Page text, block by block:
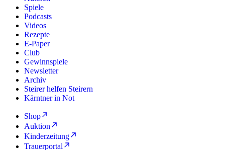
Spiele
Podcasts
Videos
Rezepte
E-Paper
Club
Gewinnspiele
Newsletter
Archiv
Steirer helfen Steirern
Kärntner in Not
Shop
Auktion
Kinderzeitung
Trauerportal